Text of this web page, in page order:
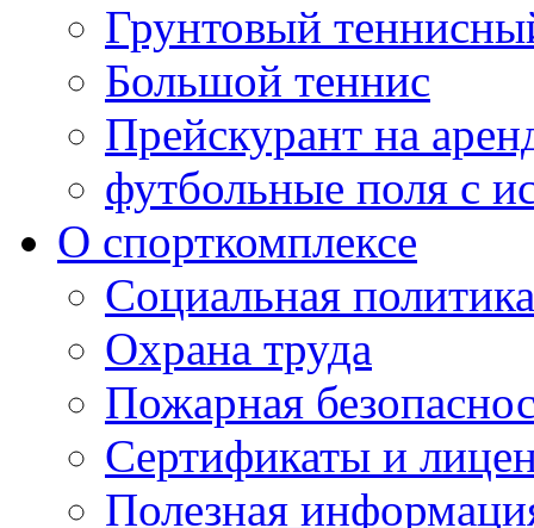
Грунтовый
Большой теннис
Прейскурант на
футбольные поля с
О спорткомплексе
Социальная политика
Охрана труда
Пожарная
Сертификаты и
Полезная